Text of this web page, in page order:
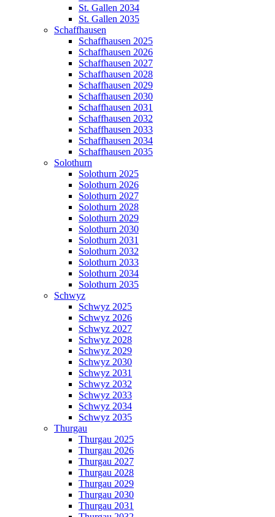
St. Gallen 2034
St. Gallen 2035
Schaffhausen
Schaffhausen 2025
Schaffhausen 2026
Schaffhausen 2027
Schaffhausen 2028
Schaffhausen 2029
Schaffhausen 2030
Schaffhausen 2031
Schaffhausen 2032
Schaffhausen 2033
Schaffhausen 2034
Schaffhausen 2035
Solothurn
Solothurn 2025
Solothurn 2026
Solothurn 2027
Solothurn 2028
Solothurn 2029
Solothurn 2030
Solothurn 2031
Solothurn 2032
Solothurn 2033
Solothurn 2034
Solothurn 2035
Schwyz
Schwyz 2025
Schwyz 2026
Schwyz 2027
Schwyz 2028
Schwyz 2029
Schwyz 2030
Schwyz 2031
Schwyz 2032
Schwyz 2033
Schwyz 2034
Schwyz 2035
Thurgau
Thurgau 2025
Thurgau 2026
Thurgau 2027
Thurgau 2028
Thurgau 2029
Thurgau 2030
Thurgau 2031